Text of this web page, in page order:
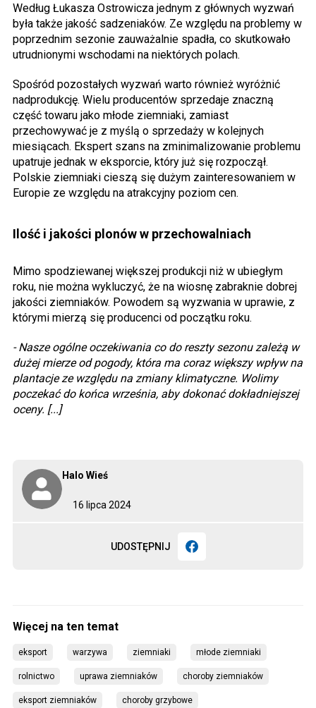
16 lipca 2024
Halo Wieś
UDOSTĘPNIJ
Według Łukasza Ostrowicza jednym z głównych wyzwań
była także jakość sadzeniaków. Ze względu na problemy w
poprzednim sezonie zauważalnie spadła, co skutkowało
utrudnionymi wschodami na niektórych polach.
Spośród pozostałych wyzwań warto również wyróżnić
nadprodukcję. Wielu producentów sprzedaje znaczną
część towaru jako młode ziemniaki, zamiast
przechowywać je z myślą o sprzedaży w kolejnych
miesiącach. Ekspert szans na zminimalizowanie problemu
upatruje jednak w eksporcie, który już się rozpoczął.
Polskie ziemniaki cieszą się dużym zainteresowaniem w
Europie ze względu na atrakcyjny poziom cen.
Ilość i jakości plonów w przechowalniach
Mimo spodziewanej większej produkcji niż w ubiegłym
roku, nie można wykluczyć, że na wiosnę zabraknie dobrej
jakości ziemniaków. Powodem są wyzwania w uprawie, z
którymi mierzą się producenci od początku roku.
- Nasze ogólne oczekiwania co do reszty sezonu zależą w
dużej mierze od pogody, która ma coraz większy wpływ na
plantacje ze względu na zmiany klimatyczne. Wolimy
poczekać do końca września, aby dokonać dokładniejszej
oceny. [...]
eksport warzywa ziemniaki młode ziemniaki
rolnictwo uprawa ziemniaków choroby ziemniaków
eksport ziemniaków choroby grzybowe